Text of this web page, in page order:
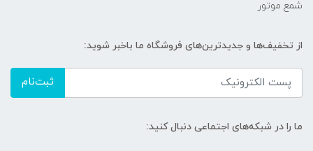
شمع موتور
از تخفیف‌ها و جدیدترین‌های فروشگاه ما باخبر شوید:
ثبت‌نام
ما را در شبکه‌های اجتماعی دنبال کنید: